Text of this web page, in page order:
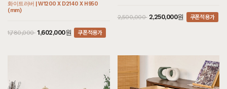
화이트러버 | W1200 X D2140 X H950
(mm)
1,780,000 1,602,000원 쿠폰적용가
2,500,000 2,250,000원 쿠폰적용가